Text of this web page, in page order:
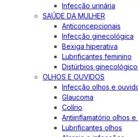
Infecção urinária
SAÚDE DA MULHER
Anticoncepcionais
Infecção ginecológica
Bexiga hiperativa
Lubrificantes feminino
Distúrbios
OLHOS E OUVIDOS
Infecção olhos e
Glaucoma
Colírio
Antiinflamatório olhos
Lubrificantes olhos